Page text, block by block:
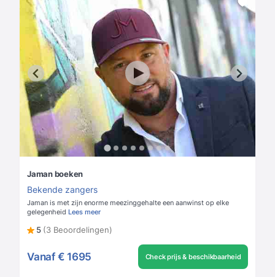
Jaman boeken
Bekende zangers
Jaman is met zijn enorme meezinggehalte een aanwinst op elke
gelegenheid Lees meer
5 (3 Beoordelingen)
Vanaf € 1695 Check prijs & beschikbaarheid